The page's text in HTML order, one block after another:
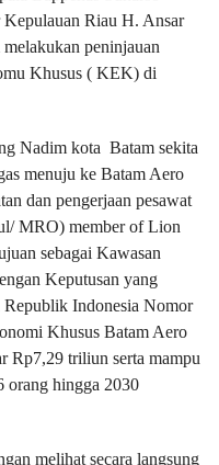
Riau H. Ansar
peninjauan
Khusus ( KEK) di
Nadim kota Batam sekita
menuju ke Batam Aero
dan pengerjaan pesawat
MRO) member of Lion
sebagai Kawasan
Keputusan yang
Republik Indonesia Nomor
Khusus Batam Aero
Rp7,29 triliun serta mampu
orang hingga 2030
melihat secara langsung